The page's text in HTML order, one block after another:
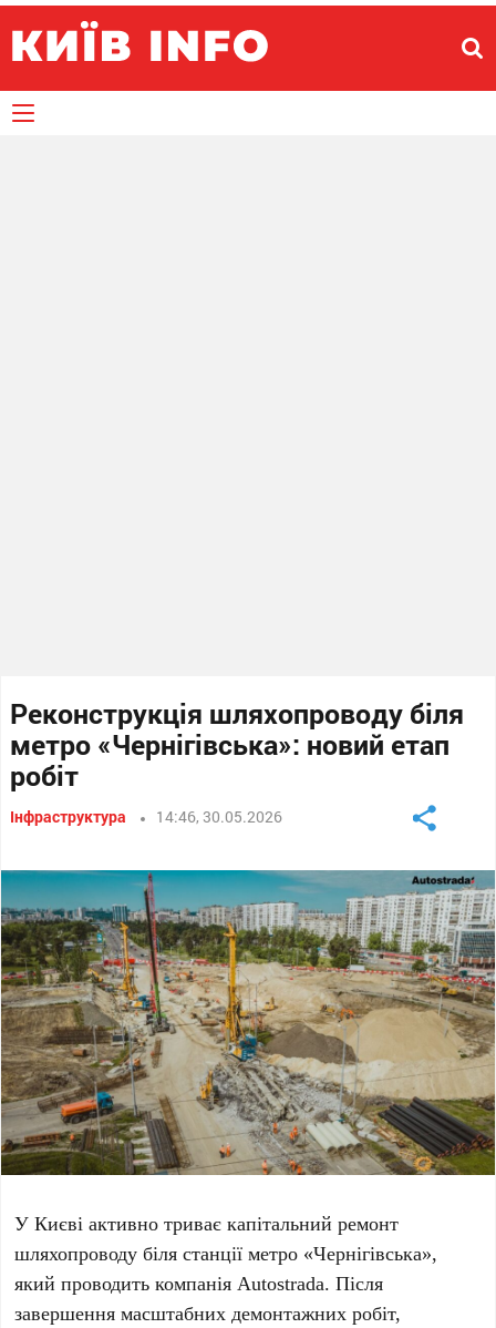
Реконструкція шляхопроводу біля
метро «Чернігівська»: новий етап
робіт
Інфраструктура 14:46, 30.05.2026
У Києві активно триває капітальний ремонт
шляхопроводу біля станції метро «Чернігівська»,
який проводить компаніяAutostrada. Після
завершення масштабних демонтажних робіт,